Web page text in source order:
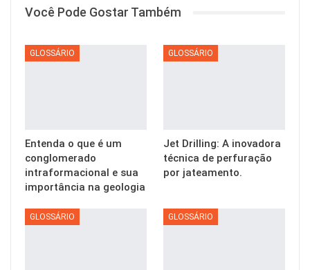
Você Pode Gostar Também
GLOSSÁRIO
Entenda o que é um
conglomerado
intraformacional e sua
importância na geologia
GLOSSÁRIO
Jet Drilling: A inovadora
técnica de perfuração
por jateamento.
GLOSSÁRIO GLOSSÁRIO